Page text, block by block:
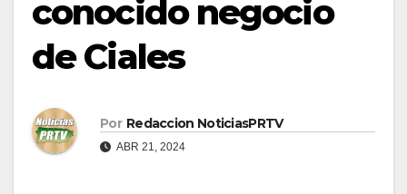
conocido negocio
de Ciales
Por Redaccion NoticiasPRTV
ABR 21, 2024